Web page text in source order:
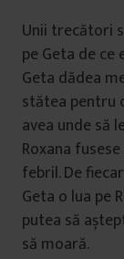
Unii trecători
pe Geta de ce
Geta dădea
stătea pentru
avea unde să
Roxana
febril. De
Geta o lua pe
putea să
să moară.